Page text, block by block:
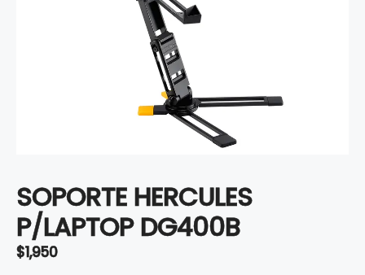
SOPORTE HERCULES
P/LAPTOP DG400B
$1,950